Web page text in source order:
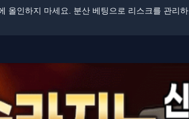
올인하지 마세요. ​분산 베팅으로 리스크를 관리